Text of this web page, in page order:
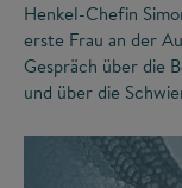
Henkel-Chefin
erste Frau an der
Gespräch über die
und über die